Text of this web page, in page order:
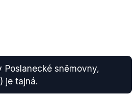
Poslanecké sněmovny,
je tajná.